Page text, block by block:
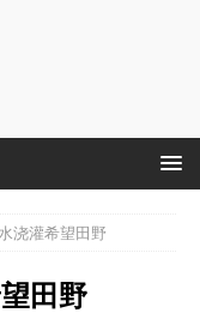
浇灌希望田野
田野